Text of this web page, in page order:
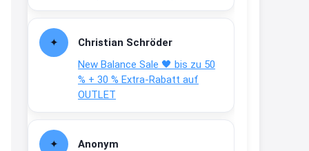
Christian Schröder
New Balance Sale 🖤 bis zu 50
% + 30 % Extra-Rabatt auf
OUTLET
Anonym
Gratis Hitzewarn-Aufkleber /
verfärbt sich ab 28 Grad /siehe
Text weiter unten
shop.bioeg.de/aufkleber-
achtun...